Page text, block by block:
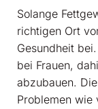
Solange
richtigen Ort
Gesundheit
bei Frauen,
abzubauen.
Problemen wie